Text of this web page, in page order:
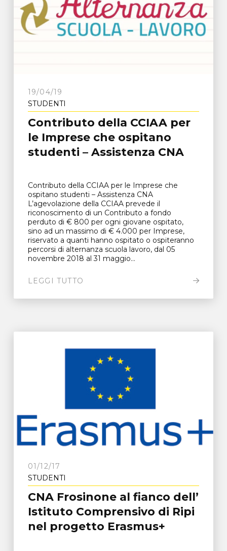
19/04/19
STUDENTI
Contributo della CCIAA per
le Imprese che ospitano
studenti – Assistenza CNA
Contributo della CCIAA per le Imprese che
ospitano studenti – Assistenza CNA
L’agevolazione della CCIAA prevede il
riconoscimento di un Contributo a fondo
perduto di € 800 per ogni giovane ospitato,
sino ad un massimo di € 4.000 per Imprese,
riservato a quanti hanno ospitato o ospiteranno
percorsi di alternanza scuola lavoro, dal 05
novembre 2018 al 31 maggio...
LEGGI TUTTO
01/12/17
STUDENTI
CNA Frosinone al fianco dell’
Istituto Comprensivo di Ripi
nel progetto Erasmus+